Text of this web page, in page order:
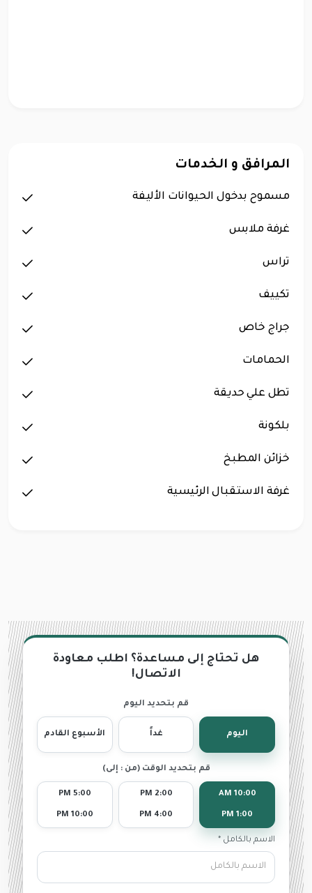
المرافق و الخدمات
مسموح بدخول الحيوانات الأليفة
غرفة ملابس
تراس
تكييف
جراج خاص
الحمامات
تطل علي حديقة
بلكونة
خزائن المطبخ
غرفة الاستقبال الرئيسية
هل تحتاج إلى مساعدة؟ اطلب معاودة
الاتصال!
قم بتحديد اليوم
اليوم غداً الأسبوع القادم
قم بتحديد الوقت (من : إلى)
10:00 AM
1:00 PM
2:00 PM
4:00 PM
5:00 PM
10:00 PM
الاسم بالكامل *